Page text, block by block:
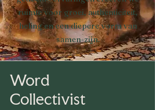
ruimte voor groei, authenticiteit,
heling en een diepere vorm van
samen-zijn.
Word
Collectivist